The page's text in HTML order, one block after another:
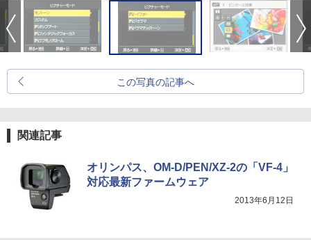
この写真の記事へ
関連記事
オリンパス、OM-D/PEN/XZ-2の「VF-4」
対応最新ファームウェア
2013年6月12日